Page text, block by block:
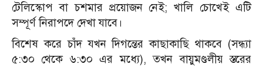
টেলিস্কোপ বা চশমার প্রয়োজন নেই; খালি চোখেই এটি
সম্পূর্ণ নিরাপদে দেখা যাবে।
বিশেষ করে চাঁদ যখন দিগন্তের কাছাকাছি থাকবে (সন্ধ্যা
৫:৩০ থেকে ৬:৩০ এর মধ্যে), তখন বায়ুমণ্ডলীয় স্তরের